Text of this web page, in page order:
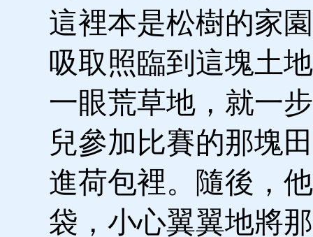
這裡本是松樹的家
吸取照臨到這塊土
一眼荒草地，就一
兒參加比賽的那塊
進荷包裡。隨後，
袋，小心翼翼地將